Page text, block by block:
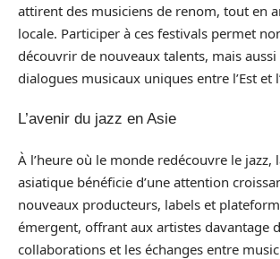
attirent des musiciens de renom, tout en
locale. Participer à ces festivals permet
découvrir de nouveaux talents, mais aussi
dialogues musicaux uniques entre l’Est et
L’avenir du jazz en Asie
À l’heure où le monde redécouvre le jazz,
asiatique bénéficie d’une attention
nouveaux producteurs, labels et
émergent, offrant aux artistes davantage
collaborations et les échanges entre